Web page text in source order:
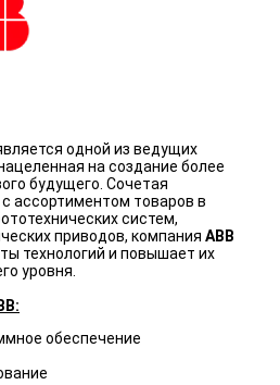
одной из ведущих
на создание более
будущего. Сочетая
ассортиментом товаров в
систем,
приводов, компания ABB
технологий и повышает их
уровня.
обеспечение